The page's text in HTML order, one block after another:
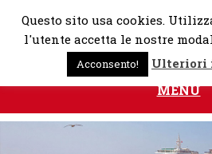
Skip
MENU
Questo sito usa cookies.
l'utente accetta le nostre
Acconsento! Ulteriori